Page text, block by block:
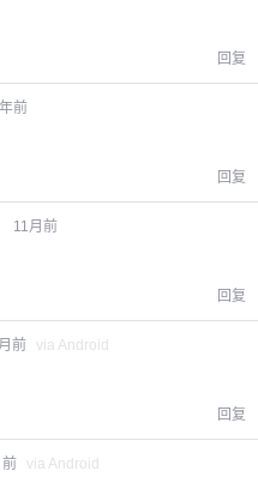
回复
前
回复
11月前
回复
前 via Android
回复
via Android